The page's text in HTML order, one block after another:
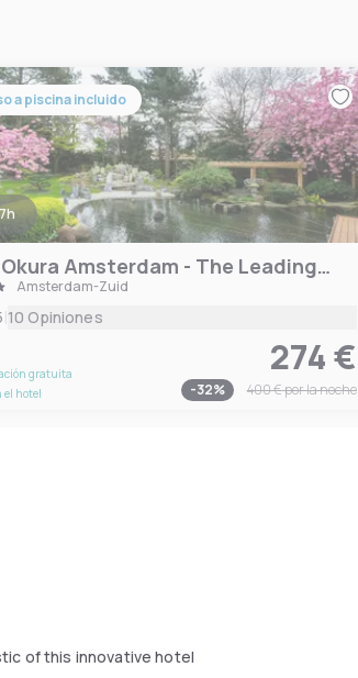
a piscina incluido
Hotel Okura Amsterdam - The Leading Hotels of the World
Amsterdam-Zuid
|10 Opiniones
gratuita
el hotel
274 €
-32% 400 €por la noche
of this innovative hotel